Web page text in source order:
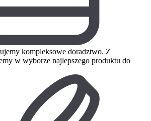
kompleksowe doradztwo. Z
w wyborze najlepszego produktu do